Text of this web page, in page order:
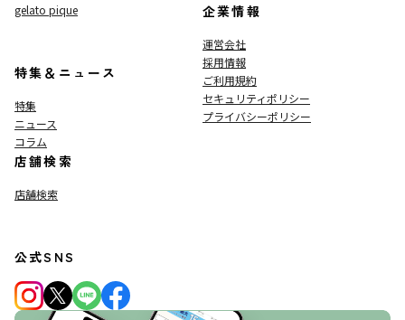
gelato pique
特集＆ニュース
特集
ニュース
コラム
店舗検索
店舗検索
企業情報
運営会社
採用情報
ご利用規約
セキュリティポリシー
プライバシーポリシー
公式SNS